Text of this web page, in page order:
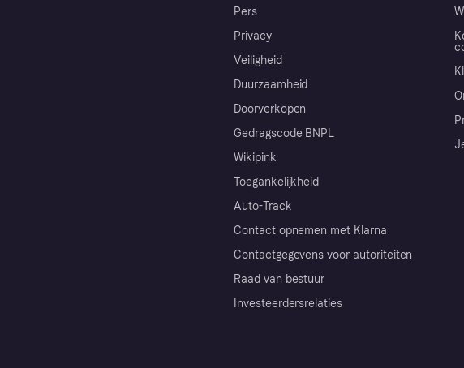
Pers
Privacy
Veiligheid
Duurzaamheid
Doorverkopen
Gedragscode BNPL
Wikipink
Toegankelijkheid
Auto-Track
Contact opnemen met Klarna
Contactgegevens voor autoriteiten
Raad van bestuur
Investeerdersrelaties